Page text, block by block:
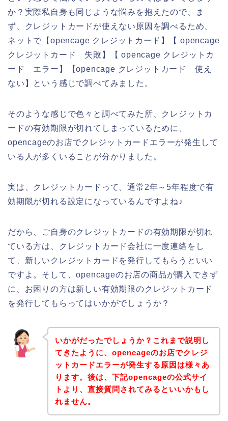
か？実際私自身も同じような悩みを抱えたので、ま
ず、クレジットカードが使えない原因を調べるため、
ネットで【opencage クレジットカード】【 opencage
クレジットカード 失敗】【 opencage クレジットカ
ード エラー】【opencage クレジットカード 使え
ない】という感じで調べてみました。
そのような感じで色々と調べてみた所、クレジットカ
ードの有効期限が切れてしまっているために、
opencageのお店でクレジットカードエラーが発生して
いる人が多くいることが分かりました。
実は、クレジットカードって、通常2年～5年程度で有
効期限が切れる設定になっているんですよね♪
だから、ご自身のクレジットカードの有効期限が切れ
ている方は、クレジットカード会社に一度連絡をし
て、新しいクレジットカードを発行してもらうといい
ですよ。そして、opencageのお店の商品が購入できず
に、お困りの方は新しい有効期限のクレジットカード
を発行してもらってはいかがでしょうか？
いかがだったでしょうか？これまで説明し
てきたように、opencageのお店でクレジ
ットカードエラーが発生する原因は様々あ
ります。後は、下記opencageの公式サイ
トより、直接質問されてみるといいかもし
れません。